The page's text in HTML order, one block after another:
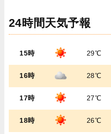
24時間天気予報
15時 29℃
16時 28℃
17時 27℃
18時 26℃